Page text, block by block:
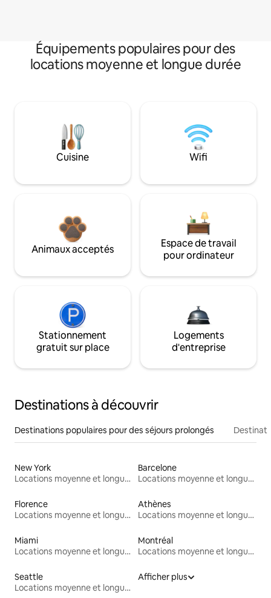
Équipements populaires pour des
locations moyenne et longue durée
Cuisine Wifi
Animaux acceptés
Espace de travail
pour ordinateur
Stationnement
gratuit sur place
Logements
d'entreprise
Destinations à découvrir
Destinations populaires pour des séjours prolongés
New York
Locations moyenne et longue durée
Barcelone
Locations moyenne et longue durée
Florence
Locations moyenne et longue durée
Athènes
Locations moyenne et longue durée
Miami
Locations moyenne et longue durée
Montréal
Locations moyenne et longue durée
Seattle
Locations moyenne et longue durée
Afficher plus